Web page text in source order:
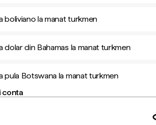
boliviano la manat turkmen
dolar din Bahamas la manat turkmen
pula Botswana la manat turkmen
conta